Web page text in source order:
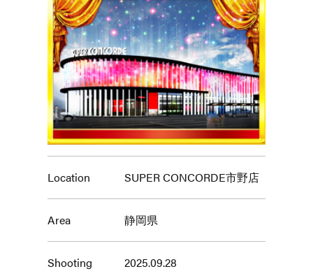
Location SUPER CONCORDE市野店
Area 静岡県
Shooting 2025.09.28